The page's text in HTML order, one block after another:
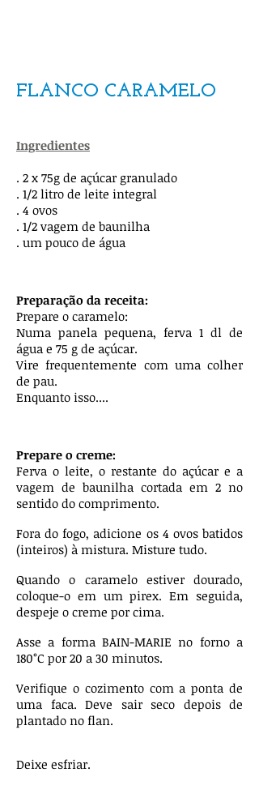
FLANCO CARAMELO
Ingredientes
. 2 x 75g de açúcar granulado
. 1/2 litro de leite integral
. 4 ovos
. 1/2 vagem de baunilha
. um pouco de água
Preparação da receita:
Prepare o caramelo:
Numa panela pequena, ferva 1 dl de
água e 75 g de açúcar.
Vire frequentemente com uma colher
de pau.
Enquanto isso....
Prepare o creme:
Ferva o leite, o restante do açúcar e a
vagem de baunilha cortada em 2 no
sentido do comprimento.
Fora do fogo, adicione os 4 ovos batidos
(inteiros) à mistura. Misture tudo.
Quando o caramelo estiver dourado,
coloque-o em um pirex. Em seguida,
despeje o creme por cima.
Asse a forma BAIN-MARIE no forno a
180°C por 20 a 30 minutos.
Verifique o cozimento com a ponta de
uma faca. Deve sair seco depois de
plantado no flan.
Deixe esfriar.